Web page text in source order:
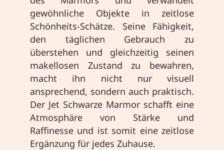
gewöhnliche Objekte in zeitlose
Schönheits-Schätze. Seine Fähigkeit,
den täglichen Gebrauch zu
überstehen und gleichzeitig seinen
makellosen Zustand zu bewahren,
macht ihn nicht nur visuell
ansprechend, sondern auch praktisch.
Der Jet Schwarze Marmor schafft eine
Atmosphäre von Stärke und
Raffinesse und ist somit eine zeitlose
Ergänzung für jedes Zuhause.